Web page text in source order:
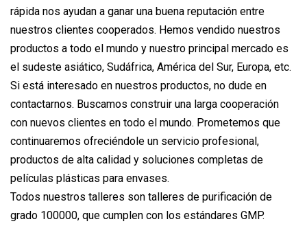
rápida nos ayudan a ganar una buena reputación entre
nuestros clientes cooperados. Hemos vendido nuestros
productos a todo el mundo y nuestro principal mercado es
el sudeste asiático, Sudáfrica, América del Sur, Europa, etc.
Si está interesado en nuestros productos, no dude en
contactarnos. Buscamos construir una larga cooperación
con nuevos clientes en todo el mundo. Prometemos que
continuaremos ofreciéndole un servicio profesional,
productos de alta calidad y soluciones completas de
películas plásticas para envases.
Todos nuestros talleres son talleres de purificación de
grado 100000, que cumplen con los estándares GMP.